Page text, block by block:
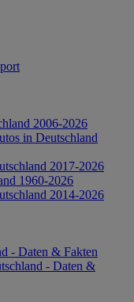
2006-2026
in Deutschland
2017-2026
1960-2026
2014-2026
- Daten & Fakten
- Daten &